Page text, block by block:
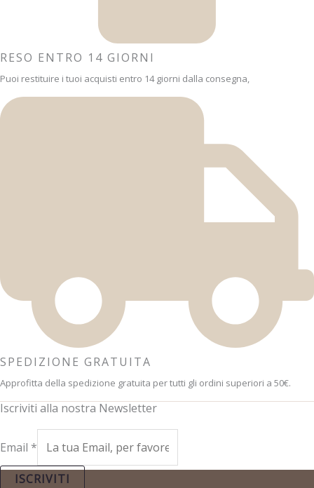
RESO ENTRO 14 GIORNI
Puoi restituire i tuoi acquisti entro 14 giorni dalla consegna,
SPEDIZIONE GRATUITA
Approfitta della spedizione gratuita per tutti gli ordini superiori a 50€.
Iscriviti alla nostra Newsletter
Email *
ISCRIVITI